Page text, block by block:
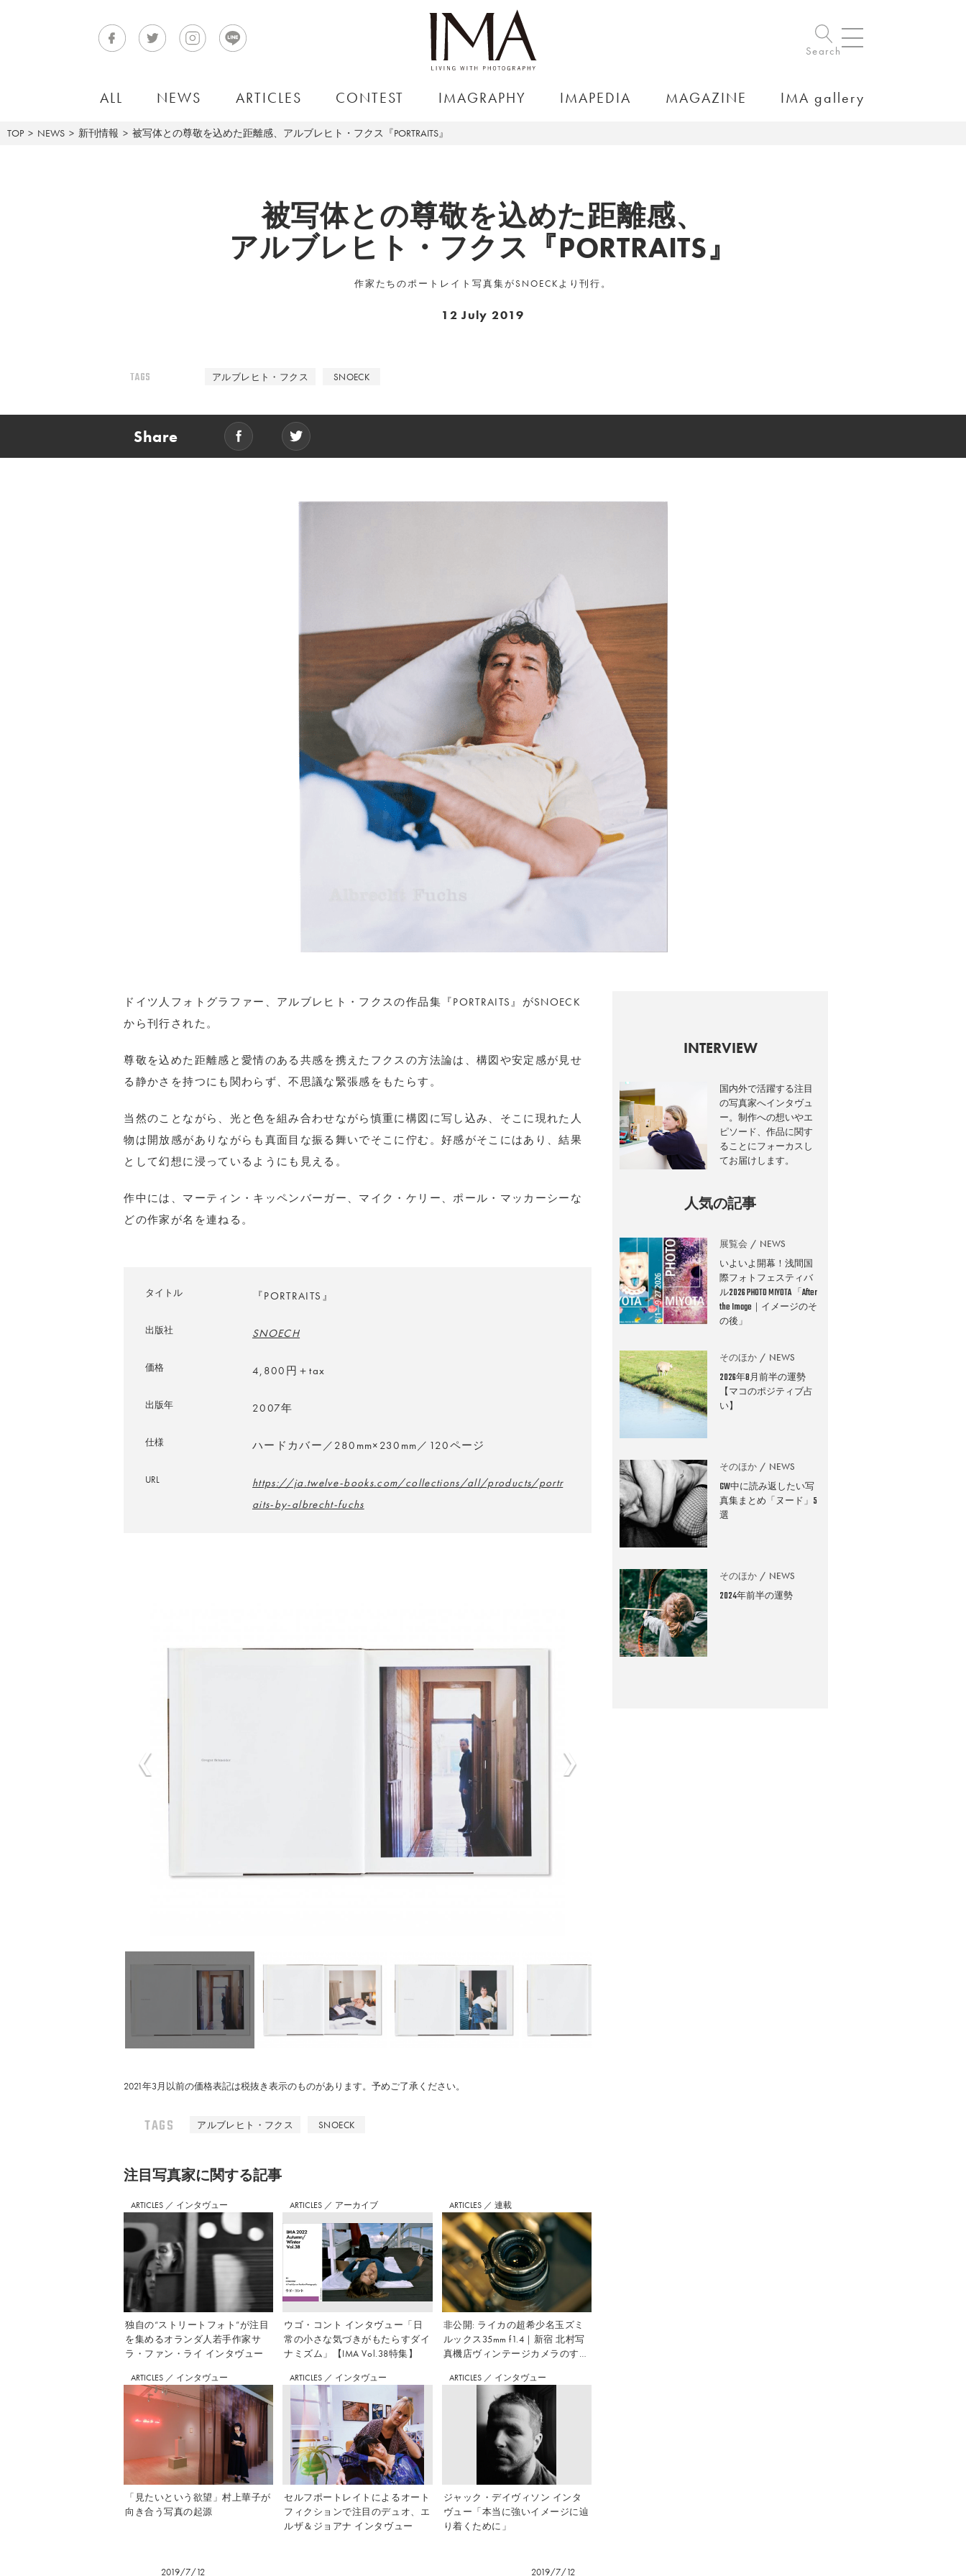
Search
ALL NEWS ARTICLES CONTEST IMAGRAPHY IMAPEDIA MAGAZINE IMA gallery
TOP NEWS 新刊情報 被写体との尊敬を込めた距離感、アルブレヒト・フクス『PORTRAITS』
被写体との尊敬を込めた距離感、
アルブレヒト・フクス『PORTRAITS』
作家たちのポートレイト写真集がSNOECKより刊行。
12 July 2019
TAGS アルブレヒト・フクス SNOECK
Share
ドイツ人フォトグラファー、アルブレヒト・フクスの作品集『PORTRAITS』がSNOECK
から刊行された。
尊敬を込めた距離感と愛情のある共感を携えたフクスの方法論は、構図や安定感が見せ
る静かさを持つにも関わらず、不思議な緊張感をもたらす。
当然のことながら、光と色を組み合わせながら慎重に構図に写し込み、そこに現れた人
物は開放感がありながらも真面目な振る舞いでそこに佇む。好感がそこにはあり、結果
として幻想に浸っているようにも見える。
作中には、マーティン・キッペンバーガー、マイク・ケリー、ポール・マッカーシーな
どの作家が名を連ねる。
タイトル 『PORTRAITS』
出版社 SNOECH
価格 4,800円＋tax
出版年 2007年
仕様 ハードカバー／280mm×230mm／120ページ
URL
https://ja.twelve-books.com/collections/all/products/portr
aits-by-albrecht-fuchs
2021年3月以前の価格表記は税抜き表示のものがあります。予めご了承ください。
TAGS アルブレヒト・フクス SNOECK
注⽬写真家に関する記事
ARTICLES ／ インタヴュー
独自の“ストリートフォト”が注目
を集めるオランダ人若手作家サ
ラ・ファン・ライ インタヴュー
ARTICLES ／ アーカイブ
ウゴ・コント インタヴュー「日
常の小さな気づきがもたらすダイ
ナミズム」【IMA Vol.38特集】
ARTICLES ／ 連載
非公開: ライカの超希少名玉ズミ
ルックス35mm f1.4｜新宿 北村写
真機店ヴィンテージカメラのすす
ARTICLES ／ インタヴュー
「見たいという欲望」村上華子が
向き合う写真の起源
ARTICLES ／ インタヴュー
セルフポートレイトによるオート
フィクションで注目のデュオ、エ
ルザ＆ジョアナ インタヴュー
ARTICLES ／ インタヴュー
ジャック・デイヴィソン インタ
ヴュー「本当に強いイメージに辿
り着くために」
2019/7/12 2019/7/12
INTERVIEW
国内外で活躍する注目
の写真家へインタヴュ
ー。制作への想いやエ
ピソード、作品に関す
ることにフォーカスし
てお届けします。
人気の記事
展覧会 NEWS
いよいよ開幕！浅間国
際フォトフェスティバ
ル2026 PHOTO MIYOTA 「After
the Image｜イメージのそ
の後」
そのほか NEWS
2026年8月前半の運勢
【マコのポジティブ占
い】
そのほか NEWS
GW中に読み返したい写
真集まとめ「ヌード」5
選
そのほか NEWS
2024年前半の運勢